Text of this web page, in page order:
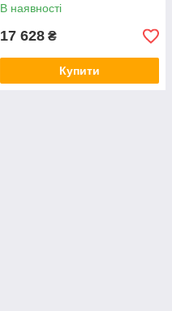
В наявності
17 628 ₴
Купити